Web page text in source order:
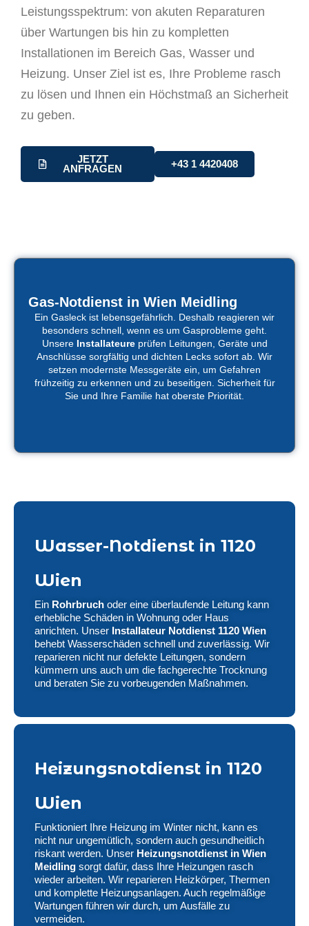
Leistungsspektrum: von akuten Reparaturen
über Wartungen bis hin zu kompletten
Installationen im Bereich Gas, Wasser und
Heizung. Unser Ziel ist es, Ihre Probleme rasch
zu lösen und Ihnen ein Höchstmaß an Sicherheit
zu geben.
JETZT
ANFRAGEN
+43 1 4420408
Gas-Notdienst in Wien Meidling
Ein Gasleck ist lebensgefährlich. Deshalb reagieren wir
besonders schnell, wenn es um Gasprobleme geht.
Unsere Installateureprüfen Leitungen, Geräte und
Anschlüsse sorgfältig und dichten Lecks sofort ab. Wir
setzen modernste Messgeräte ein, um Gefahren
frühzeitig zu erkennen und zu beseitigen. Sicherheit für
Sie und Ihre Familie hat oberste Priorität.
Wasser-Notdienst in 1120
Wien
Ein Rohrbruch oder eine überlaufende Leitung kann
erhebliche Schäden in Wohnung oder Haus
anrichten. Unser Installateur Notdienst 1120 Wien
behebt Wasserschäden schnell und zuverlässig. Wir
reparieren nicht nur defekte Leitungen, sondern
kümmern uns auch um die fachgerechte Trocknung
und beraten Sie zu vorbeugenden Maßnahmen.
Heizungsnotdienst in 1120
Wien
Funktioniert Ihre Heizung im Winter nicht, kann es
nicht nur ungemütlich, sondern auch gesundheitlich
riskant werden. Unser Heizungsnotdienst in Wien
Meidling sorgt dafür, dass Ihre Heizungen rasch
wieder arbeiten. Wir reparieren Heizkörper, Thermen
und komplette Heizungsanlagen. Auch regelmäßige
Wartungen führen wir durch, um Ausfälle zu
vermeiden.